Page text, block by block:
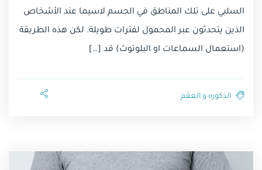
السلبي على تلك المناطق في الجسم لاسيما عند الأشخاص
الذين يتحدثون عبر المحمول لفترات طويلة. لكن هذه الطريقة
(استعمال السماعات او البلوتوث) قد […]
الذكوره و العقم⁩